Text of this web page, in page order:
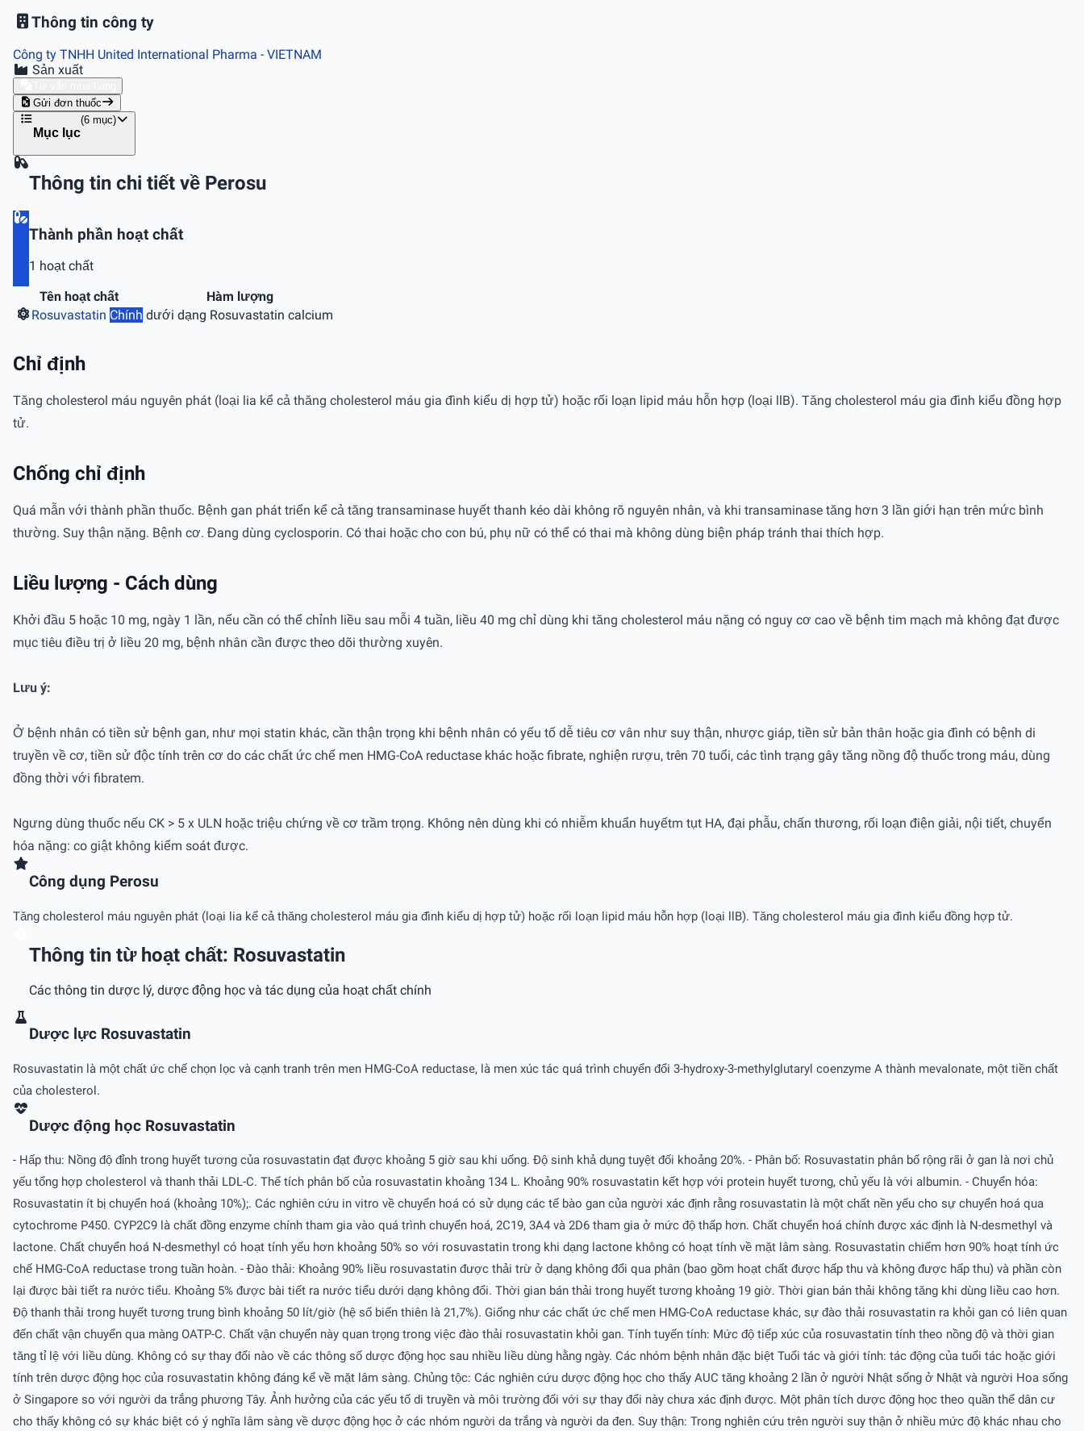
Thông tin công ty
Công ty TNHH United International Pharma - VIETNAM
Sản xuất
Gửi đơn thuốc
Mục lục
(6 mục)
Thông tin chi tiết về Perosu
Thành phần hoạt chất
1 hoạt chất
Tên hoạt chất
Hàm lượng
Rosuvastatin Chính dưới dạng Rosuvastatin calcium
Chỉ định
Tăng cholesterol máu nguyên phát (loại lia kể cả thăng cholesterol máu gia đình kiểu dị hợp tử) hoặc rối loạn lipid máu hỗn hợp (loại llB). Tăng cholesterol máu gia đình kiểu đồng hợp
tử.
Chống chỉ định
Quá mẫn với thành phần thuốc. Bệnh gan phát triển kể cả tăng transaminase huyết thanh kéo dài không rõ nguyên nhân, và khi transaminase tăng hơn 3 lần giới hạn trên mức bình
thường. Suy thận nặng. Bệnh cơ. Đang dùng cyclosporin. Có thai hoặc cho con bú, phụ nữ có thể có thai mà không dùng biện pháp tránh thai thích hợp.
Liều lượng - Cách dùng
Khởi đầu 5 hoặc 10 mg, ngày 1 lần, nếu cần có thể chỉnh liều sau mỗi 4 tuần, liều 40 mg chỉ dùng khi tăng cholesterol máu nặng có nguy cơ cao về bệnh tim mạch mà không đạt được
mục tiêu điều trị ở liều 20 mg, bệnh nhân cần được theo dõi thường xuyên.
Lưu ý:
Ở bệnh nhân có tiền sử bệnh gan, như mọi statin khác, cần thận trọng khi bệnh nhân có yếu tố dễ tiêu cơ vân như suy thận, nhược giáp, tiền sử bản thân hoặc gia đình có bệnh di
truyền về cơ, tiền sử độc tính trên cơ do các chất ức chế men HMG-CoA reductase khác hoặc fibrate, nghiện rượu, trên 70 tuổi, các tình trạng gây tăng nồng độ thuốc trong máu, dùng
đồng thời với fibratem.
Ngưng dùng thuốc nếu CK > 5 x ULN hoặc triệu chứng về cơ trầm trọng. Không nên dùng khi có nhiễm khuẩn huyếtm tụt HA, đại phẫu, chấn thương, rối loạn điện giải, nội tiết, chuyển
hóa nặng: co giật không kiểm soát được.
Công dụng Perosu
Tăng cholesterol máu nguyên phát (loại lia kể cả thăng cholesterol máu gia đình kiểu dị hợp tử) hoặc rối loạn lipid máu hỗn hợp (loại llB). Tăng cholesterol máu gia đình kiểu đồng hợp tử.
Thông tin từ hoạt chất: Rosuvastatin
Các thông tin dược lý, dược động học và tác dụng của hoạt chất chính
Dược lực Rosuvastatin
Rosuvastatin là một chất ức chế chọn lọc và cạnh tranh trên men HMG-CoA reductase, là men xúc tác quá trình chuyển đổi 3-hydroxy-3-methylglutaryl coenzyme A thành mevalonate, một tiền chất
của cholesterol.
Dược động học Rosuvastatin
- Hấp thu: Nồng độ đỉnh trong huyết tương của rosuvastatin đạt được khoảng 5 giờ sau khi uống. Ðộ sinh khả dụng tuyệt đối khoảng 20%. - Phân bố: Rosuvastatin phân bố rộng rãi ở gan là nơi chủ
yếu tổng hợp cholesterol và thanh thải LDL-C. Thể tích phân bố của rosuvastatin khoảng 134 L. Khoảng 90% rosuvastatin kết hợp với protein huyết tương, chủ yếu là với albumin. - Chuyển hóa:
Rosuvastatin ít bị chuyển hoá (khoảng 10%);. Các nghiên cứu in vitro về chuyển hoá có sử dụng các tế bào gan của người xác định rằng rosuvastatin là một chất nền yếu cho sự chuyển hoá qua
cytochrome P450. CYP2C9 là chất đồng enzyme chính tham gia vào quá trình chuyển hoá, 2C19, 3A4 và 2D6 tham gia ở mức độ thấp hơn. Chất chuyển hoá chính được xác định là N-desmethyl và
lactone. Chất chuyển hoá N-desmethyl có hoạt tính yếu hơn khoảng 50% so với rosuvastatin trong khi dạng lactone không có hoạt tính về mặt lâm sàng. Rosuvastatin chiếm hơn 90% hoạt tính ức
chế HMG-CoA reductase trong tuần hoàn. - Ðào thải: Khoảng 90% liều rosuvastatin được thải trừ ở dạng không đổi qua phân (bao gồm hoạt chất được hấp thu và không được hấp thu) và phần còn
lại được bài tiết ra nước tiểu. Khoảng 5% được bài tiết ra nước tiểu dưới dạng không đổi. Thời gian bán thải trong huyết tương khoảng 19 giờ. Thời gian bán thải không tăng khi dùng liều cao hơn.
Ðộ thanh thải trong huyết tương trung bình khoảng 50 lít/giờ (hệ số biến thiên là 21,7%). Giống như các chất ức chế men HMG-CoA reductase khác, sự đào thải rosuvastatin ra khỏi gan có liên quan
đến chất vận chuyển qua màng OATP-C. Chất vận chuyển này quan trọng trong việc đào thải rosuvastatin khỏi gan. Tính tuyến tính: Mức độ tiếp xúc của rosuvastatin tính theo nồng độ và thời gian
tăng tỉ lệ với liều dùng. Không có sự thay đổi nào về các thông số dược động học sau nhiều liều dùng hằng ngày. Các nhóm bệnh nhân đặc biệt Tuổi tác và giới tính: tác động của tuổi tác hoặc giới
tính trên dược động học của rosuvastatin không đáng kể về mặt lâm sàng. Chủng tộc: Các nghiên cứu dược động học cho thấy AUC tăng khoảng 2 lần ở người Nhật sống ở Nhật và người Hoa sống
ở Singapore so với người da trắng phương Tây. Ảnh hưởng của các yếu tố di truyền và môi trường đối với sự thay đổi này chưa xác định được. Một phân tích dược động học theo quần thể dân cư
cho thấy không có sự khác biệt có ý nghĩa lâm sàng về dược động học ở các nhóm người da trắng và người da đen. Suy thận: Trong nghiên cứu trên người suy thận ở nhiều mức độ khác nhau cho